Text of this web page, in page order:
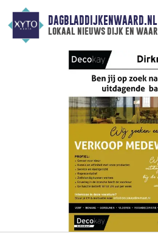
DAGBLADDIJKENWAARD.NL
lokaal nieuws dijk en